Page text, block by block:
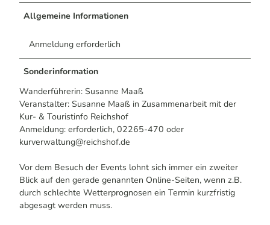
Allgemeine Informationen
Anmeldung erforderlich
Sonderinformation
Wanderführerin: Susanne Maaß
Veranstalter: Susanne Maaß in Zusammenarbeit mit der
Kur- & Touristinfo Reichshof
Anmeldung: erforderlich, 02265-470 oder
kurverwaltung@reichshof.de
Vor dem Besuch der Events lohnt sich immer ein zweiter
Blick auf den gerade genannten Online-Seiten, wenn z.B.
durch schlechte Wetterprognosen ein Termin kurzfristig
abgesagt werden muss.